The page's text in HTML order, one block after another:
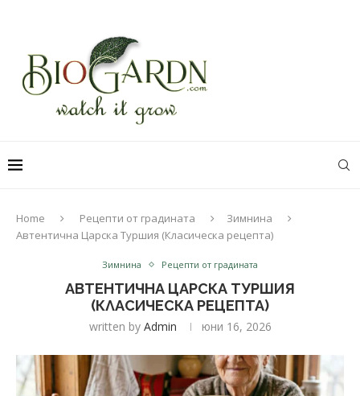
Home Рецепти от градината
Зимнина
Автентична Царска Туршия (Класическа рецепта)
Зимнина Рецепти от градината
АВТЕНТИЧНА ЦАРСКА ТУРШИЯ
(КЛАСИЧЕСКА РЕЦЕПТА)
written by Admin юни 16, 2026